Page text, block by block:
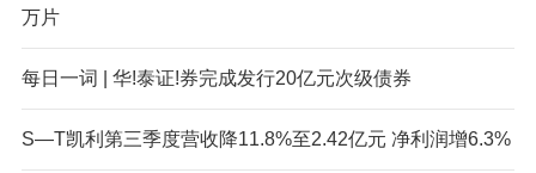
万片
每日一词 | 华!泰证!券完成发行20亿元次级债券
S—T凯利第三季度营收降11.8%至2.42亿元 净利润增6.3%